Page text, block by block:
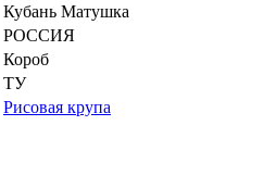
Кубань Матушка
РОССИЯ
Короб
ТУ
Рисовая крупа